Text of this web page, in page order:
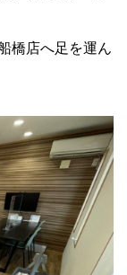
橋店へ足を運ん